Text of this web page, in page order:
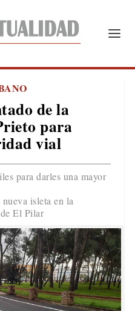
de la
para
vial
para darles una mayor
isleta en la
El Pilar